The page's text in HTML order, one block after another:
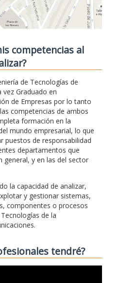
competencias al
de Tecnologías de
vez Graduado en
de Empresas por lo tanto
competencias de ambos
formación en la
mundo empresarial, lo que
puestos de responsabilidad
departamentos que
general, y en las del sector
la capacidad de analizar,
y gestionar sistemas,
componentes o procesos
de la
tendré?